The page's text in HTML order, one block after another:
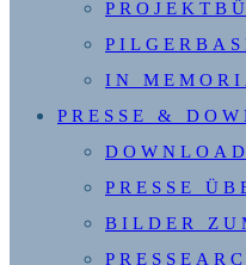
IN
PRESSE &
PRESSE
BILDER